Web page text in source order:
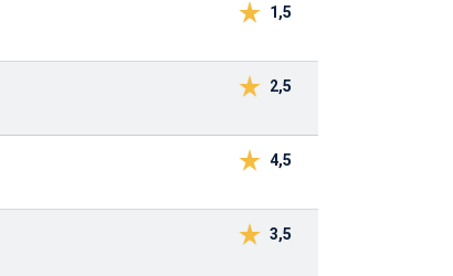
1,5
2,5
4,5
3,5